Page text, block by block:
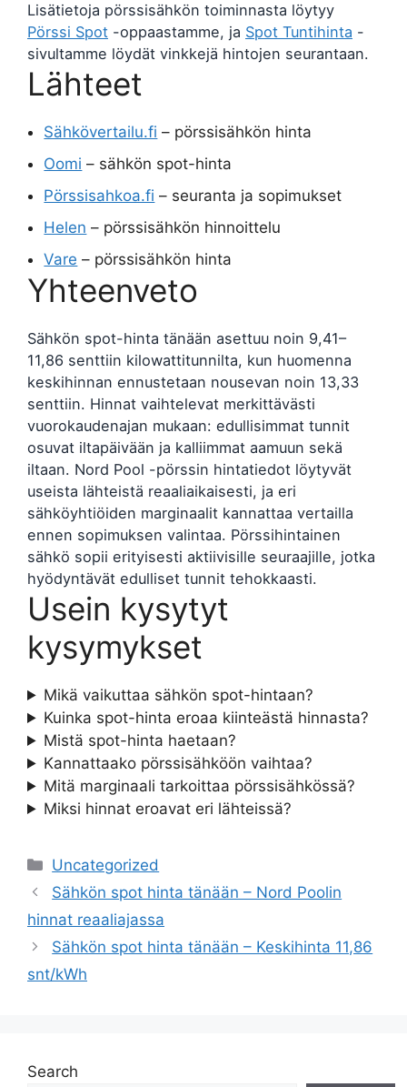
Lisätietoja pörssisähkön toiminnasta löytyy
Pörssi Spot -oppaastamme, ja Spot Tuntihinta -
sivultamme löydät vinkkejä hintojen seurantaan.
Lähteet
Sähkövertailu.fi – pörssisähkön hinta
Oomi – sähkön spot-hinta
Pörssisahkoa.fi – seuranta ja sopimukset
Helen – pörssisähkön hinnoittelu
Vare – pörssisähkön hinta
Yhteenveto
Sähkön spot-hinta tänään asettuu noin 9,41–
11,86 senttiin kilowattitunnilta, kun huomenna
keskihinnan ennustetaan nousevan noin 13,33
senttiin. Hinnat vaihtelevat merkittävästi
vuorokaudenajan mukaan: edullisimmat tunnit
osuvat iltapäivään ja kalliimmat aamuun sekä
iltaan. Nord Pool -pörssin hintatiedot löytyvät
useista lähteistä reaaliaikaisesti, ja eri
sähköyhtiöiden marginaalit kannattaa vertailla
ennen sopimuksen valintaa. Pörssihintainen
sähkö sopii erityisesti aktiivisille seuraajille, jotka
hyödyntävät edulliset tunnit tehokkaasti.
Usein kysytyt
kysymykset
Mikä vaikuttaa sähkön spot-hintaan?
Kuinka spot-hinta eroaa kiinteästä hinnasta?
Mistä spot-hinta haetaan?
Kannattaako pörssisähköön vaihtaa?
Mitä marginaali tarkoittaa pörssisähkössä?
Miksi hinnat eroavat eri lähteissä?
Categories
Uncategorized
Sähkön spot hinta tänään – Nord Poolin
hinnat reaaliajassa
Sähkön spot hinta tänään – Keskihinta 11,86
snt/kWh
Search